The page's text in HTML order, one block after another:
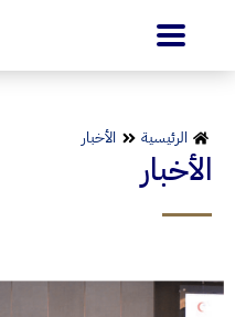
الرئيسية الأخبار
الأخبار